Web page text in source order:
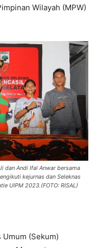
Wilayah (MPW)
dan Andi Ifal Anwar bersama
kejurnas dan Seleknas
UIPM 2023.(FOTO: RISAL)
(Sekum)